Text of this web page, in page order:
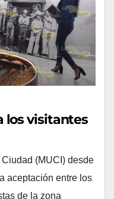
los visitantes
(MUCI) desde
aceptación entre los
de la zona